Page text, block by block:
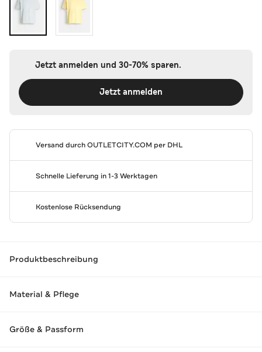
Jetzt anmelden und 30-70% sparen.
Jetzt anmelden
Versand durchOUTLETCITY.COM per DHL
Schnelle Lieferung in 1-3 Werktagen
Kostenlose Rücksendung
Produktbeschreibung
Material & Pflege
Größe & Passform